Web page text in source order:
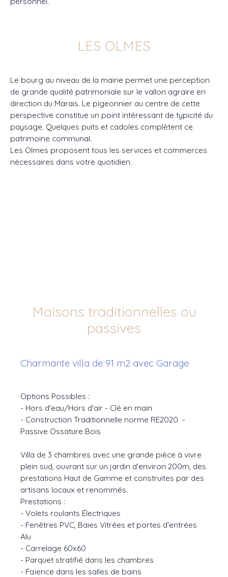
LES OLMES
Le bourg au niveau de la mairie permet une perception
de grande qualité patrimoniale sur le vallon agraire en
direction du Marais. Le pigeonnier au centre de cette
perspective constitue un point intéressant de typicité du
paysage. Quelques puits et cadoles complètent ce
patrimoine communal.
Les Olmes proposent tous les services et commerces
nécessaires dans votre quotidien.
Maisons traditionnelles ou
passives
Charmante villa de 91 m2 avec Garage
Options Possibles :
- Hors d'eau/Hors d'air - Clé en main
- Construction Traditionnelle norme RE2020 -
Passive Ossature Bois
Villa de 3 chambres avec une grande pièce à vivre
plein sud, ouvrant sur un jardin d'environ 200m, des
prestations Haut de Gamme et construites par des
artisans locaux et renommés.
Prestations :
- Volets roulants Électriques
- Fenêtres PVC, Baies Vitrées et portes d'entrées
Alu
- Carrelage 60x60
- Parquet stratifié dans les chambres
- Faïence dans les salles de bains